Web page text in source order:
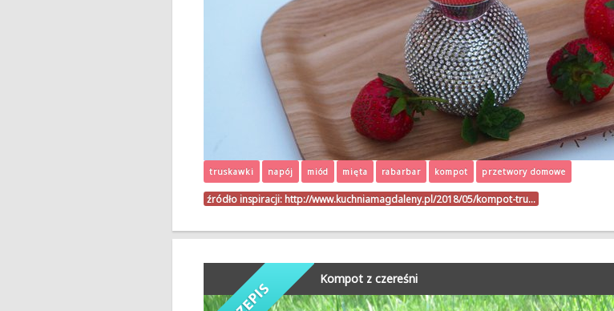
truskawki napój miód mięta rabarbar kompot przetwory domowe
źródło inspiracji: http://www.kuchniamagdaleny.pl/2018/05/kompot-tru…
Kompot z czereśni